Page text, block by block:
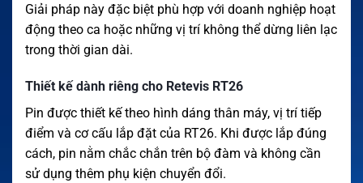
Giải pháp này đặc biệt phù hợp với doanh nghiệp hoạt
động theo ca hoặc những vị trí không thể dừng liên lạc
trong thời gian dài.
Thiết kế dành riêng cho Retevis RT26
Pin được thiết kế theo hình dáng thân máy, vị trí tiếp
điểm và cơ cấu lắp đặt của RT26. Khi được lắp đúng
cách, pin nằm chắc chắn trên bộ đàm và không cần
sử dụng thêm phụ kiện chuyển đổi.